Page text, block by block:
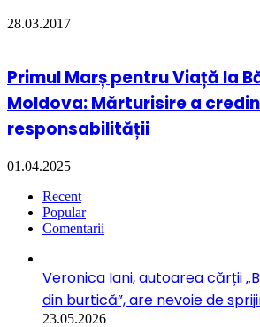
28.03.2017
Primul Marș pentru Viață la
Moldova: Mărturisire a
responsabilității
01.04.2025
Recent
Popular
Comentarii
Veronica Iani, autoarea cărții
din burtică”, are nevoie de
23.05.2026